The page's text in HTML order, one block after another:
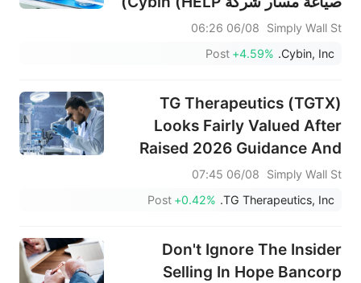
من التجارب السريرية إلى الإنتاج
التجاري على نطاق واسع؟
Simply Wall St
06/08 06:26
Cybin, Inc.
+4.59%
Post
TG Therapeutics (TGTX)
Looks Fairly Valued After
Raised 2026 Guidance And
Mixed Q2 Earnings
Simply Wall St
06/08 07:45
TG Therapeutics, Inc.
+0.42%
Post
Don't Ignore The Insider
Selling In Hope Bancorp